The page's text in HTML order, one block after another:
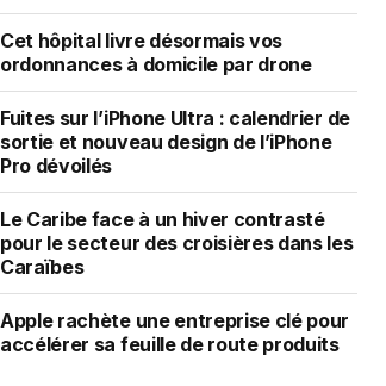
Cet hôpital livre désormais vos
ordonnances à domicile par drone
Fuites sur l’iPhone Ultra : calendrier de
sortie et nouveau design de l’iPhone
Pro dévoilés
Le Caribe face à un hiver contrasté
pour le secteur des croisières dans les
Caraïbes
Apple rachète une entreprise clé pour
accélérer sa feuille de route produits